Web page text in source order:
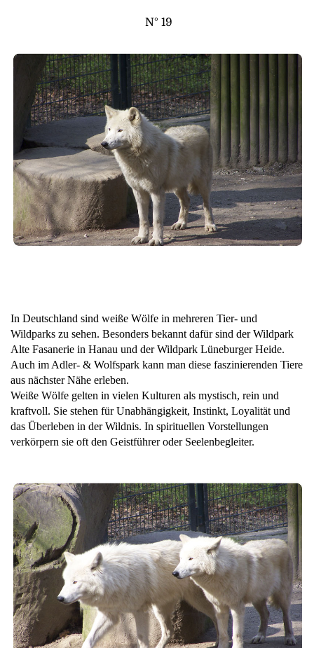
N° 19
In Deutschland sind weiße Wölfe in mehreren Tier- und
Wildparks zu sehen. Besonders bekannt dafür sind der Wildpark
Alte Fasanerie in Hanau und der Wildpark Lüneburger Heide.
Auch im Adler- & Wolfspark kann man diese faszinierenden Tiere
aus nächster Nähe erleben.
Weiße Wölfe gelten in vielen Kulturen als mystisch, rein und
kraftvoll. Sie stehen für Unabhängigkeit, Instinkt, Loyalität und
das Überleben in der Wildnis. In spirituellen Vorstellungen
verkörpern sie oft den Geistführer oder Seelenbegleiter.